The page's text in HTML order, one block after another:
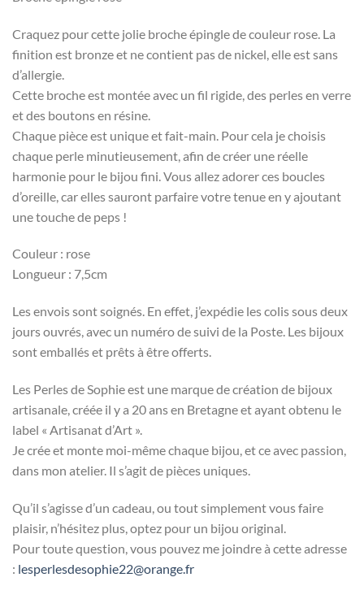
Craquez pour cette jolie broche épingle de couleur rose. La
finition est bronze et ne contient pas de nickel, elle est sans
d’allergie.
Cette broche est montée avec un fil rigide, des perles en verre
et des boutons en résine.
Chaque pièce est unique et fait-main. Pour cela je choisis
chaque perle minutieusement, afin de créer une réelle
harmonie pour le bijou fini. Vous allez adorer ces boucles
d’oreille, car elles sauront parfaire votre tenue en y ajoutant
une touche de peps !
Couleur : rose
Longueur : 7,5cm
Les envois sont soignés. En effet, j’expédie les colis sous deux
jours ouvrés, avec un numéro de suivi de la Poste. Les bijoux
sont emballés et prêts à être offerts.
Les Perles de Sophie est une marque de création de bijoux
artisanale, créée il y a 20 ans en Bretagne et ayant obtenu le
label « Artisanat d’Art ».
Je crée et monte moi-même chaque bijou, et ce avec passion,
dans mon atelier. Il s’agit de pièces uniques.
Qu’il s’agisse d’un cadeau, ou tout simplement vous faire
plaisir, n’hésitez plus, optez pour un bijou original.
Pour toute question, vous pouvez me joindre à cette adresse
: lesperlesdesophie22@orange.fr